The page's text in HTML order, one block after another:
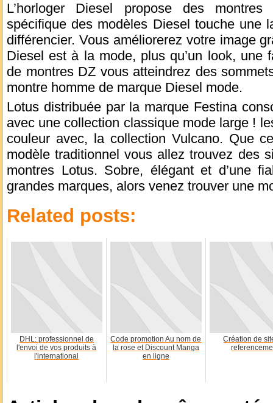
L’horloger Diesel propose des
spécifique des modèles Diesel touche une
différencier. Vous améliorerez votre image
Diesel est à la mode, plus qu’un look, une
de montres DZ vous atteindrez des
montre homme de marque Diesel mode.
Lotus distribuée par la marque Festina
avec une collection classique mode large !
couleur avec, la collection Vulcano. Que
modèle traditionnel vous allez trouvez des
montres Lotus. Sobre, élégant et d’une
grandes marques, alors venez trouver une
Related posts:
DHL: professionnel de
l'envoi de vos produits à
l'international
Code promotion Au nom de
la rose et Discount Manga
en ligne
Création de